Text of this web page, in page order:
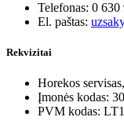
Telefonas: 0 630
El. paštas:
Rekvizitai
Horekos
Įmonės kodas:
PVM kodas: